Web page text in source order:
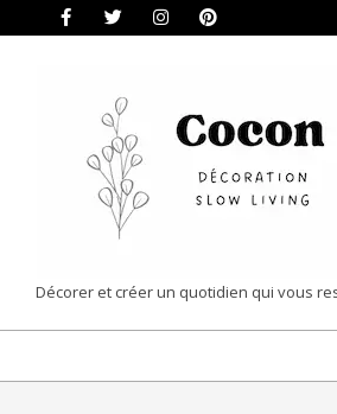
COCON
|
DÉCORATION
Décorer et créer un quotidien qui vous